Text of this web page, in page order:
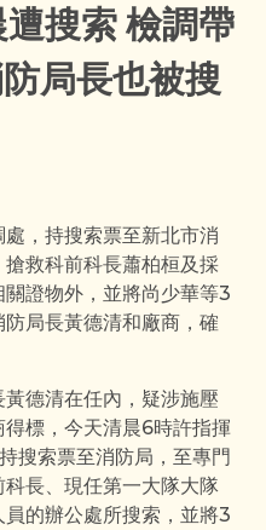
搜索 檢調帶
局長也被搜
，持搜索票至新北市消
救科前科長蕭柏桓及採
證物外，並將尚少華等3
局長黃德清和廠商，確
德清在任內，疑涉施壓
標，今天清晨6時許指揮
搜索票至消防局，至專門
長、現任第一大隊大隊
的辦公處所搜索，並將3